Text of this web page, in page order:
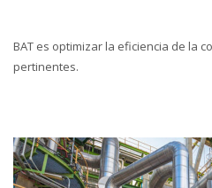
BAT es optimizar la eficiencia de la
pertinentes.